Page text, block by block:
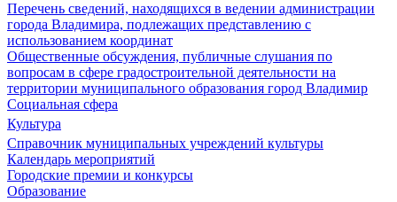
Перечень сведений, находящихся в ведении администрации
города Владимира, подлежащих представлению с
использованием координат
Общественные обсуждения, публичные слушания по
вопросам в сфере градостроительной деятельности на
территории муниципального образования город Владимир
Социальная сфера
Культура
Справочник муниципальных учреждений культуры
Календарь мероприятий
Городские премии и конкурсы
Образование